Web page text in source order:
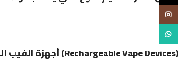
:أجهزة الفيب القابلة لإعادة التعبئة (Rechargeable Vape Devices)